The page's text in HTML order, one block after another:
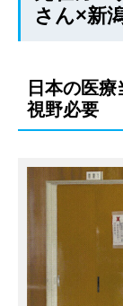
さん×新
日本の医
視野必要